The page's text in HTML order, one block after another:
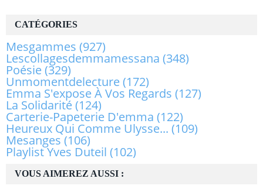
VOUS AIMEREZ AUSSI :
CATÉGORIES
Mesgammes (927)
Lescollagesdemmamessana (348)
Poésie(329)
Unmomentdelecture(172)
Emma S'expose À Vos Regards (127)
La Solidarité(124)
Carterie-Papeterie D'emma (122)
Heureux Qui Comme Ulysse... (109)
Mesanges (106)
Playlist Yves Duteil (102)